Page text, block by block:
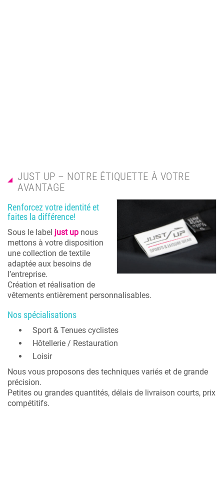
JUST UP – NOTRE ÉTIQUETTE À VOTRE
AVANTAGE
Renforcez votre identité et
faites la différence!
Sous le label just up nous
mettons à votre disposition
une collection de textile
adaptée aux besoins de
l’entreprise.
Création et réalisation de
vêtements entièrement personnalisables.
Nos spécialisations
Sport & Tenues cyclistes
Hôtellerie / Restauration
Loisir
Nous vous proposons des techniques variés et de grande
précision.
Petites ou grandes quantités, délais de livraison courts, prix
compétitifs.